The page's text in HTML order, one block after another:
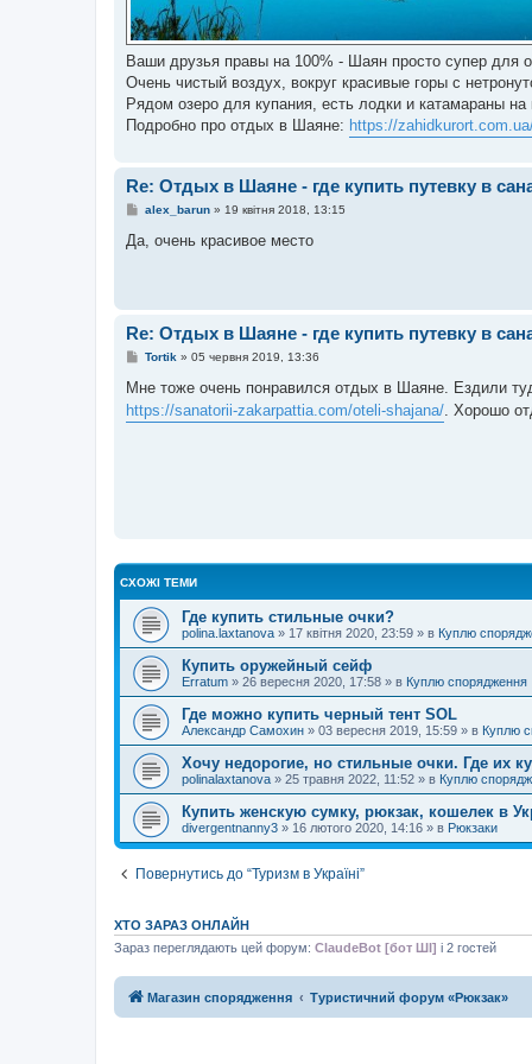
Ваши друзья правы на 100% - Шаян просто супер для
Очень чистый воздух, вокруг красивые горы с
Рядом озеро для купания, есть лодки и катамараны на
Подробно про отдых в Шаяне: https://
Re: Отдых в Шаяне - где купить путевку в
П
в
л
н
н
alex_barun» 19 квітня 2018, 13:15
Да, очень красивое место
Re: Отдых в Шаяне - где купить путевку в
П
в
д
о
Tortik » 05 червня 2019, 13:36
Мне тоже очень понравился отдых в Шаяне. Ездили
https://sanatorii-zakarpattia.com/oteli-shajana/ . Хорошо
СХОЖІ ТЕМИ
Где купить стильные очки?
polina.laxtanova » 17 квітня 2020, 23:59 » в Куплю
Купить оружейный сейф
Erratum » 26 вересня 2020, 17:58 » в Куплю спорядження
Где можно купить черный тент SOL
Александр Самохин » 03 вересня 2019, 15:59 » в Куплю
Хочу недорогие, но стильные очки. Где их
polinalaxtanova » 25 травня 2022, 11:52 » в Куплю
Купить женскую сумку, рюкзак, кошелек в
divergentnanny3 » 16 лютого 2020, 14:16 » в Рюкзаки
Повернутись до “Туризм в Україні”
ХТО ЗАРАЗ ОНЛАЙН
Зараз переглядають цей форум: ClaudeBot [бот ШІ] і 2 гостей
Магазин спорядження Туристичний форум «Рюкзак»